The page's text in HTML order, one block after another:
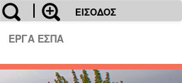
ΕΙΣΟΔΟΣ
ΕΡΓΑ ΕΣΠΑ